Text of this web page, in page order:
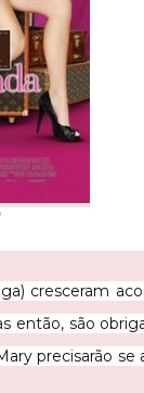
cresceram
então, são
precisarão